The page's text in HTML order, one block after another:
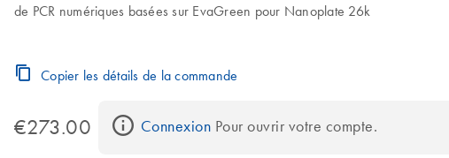
de PCR numériques basées sur EvaGreen pour Nanoplate 26k
Copier les détails de la commande
€273.00 Connexion Pour ouvrir votre compte.